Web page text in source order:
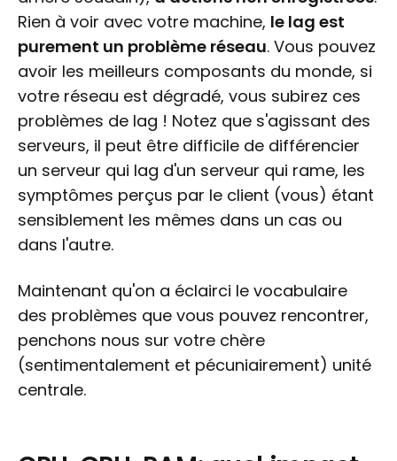
Rien à voir avec votre machine, le lag est
purement un problème réseau. Vous pouvez
avoir les meilleurs composants du monde, si
votre réseau est dégradé, vous subirez ces
problèmes de lag ! Notez que s'agissant des
serveurs, il peut être difficile de différencier
un serveur qui lag d'un serveur qui rame, les
symptômes perçus par le client (vous) étant
sensiblement les mêmes dans un cas ou
dans l'autre.
Maintenant qu'on a éclairci le vocabulaire
des problèmes que vous pouvez rencontrer,
penchons nous sur votre chère
(sentimentalement et pécuniairement) unité
centrale.